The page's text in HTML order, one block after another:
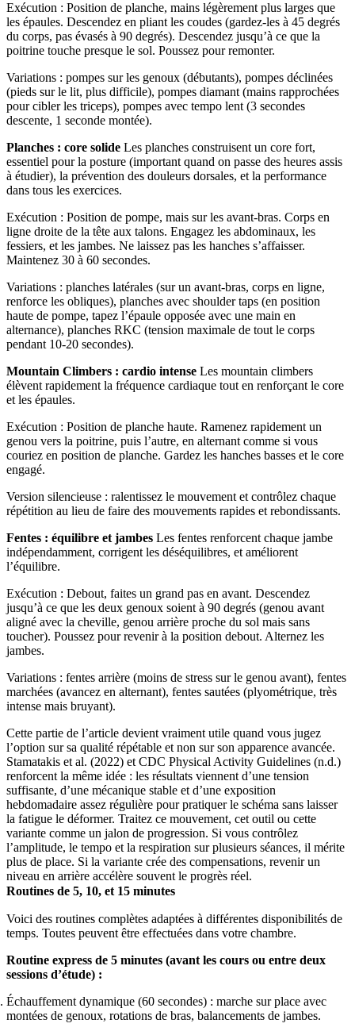
Exécution : Position de planche, mains légèrement plus larges que
les épaules. Descendez en pliant les coudes (gardez-les à 45 degrés
du corps, pas évasés à 90 degrés). Descendez jusqu’à ce que la
poitrine touche presque le sol. Poussez pour remonter.
Variations : pompes sur les genoux (débutants), pompes déclinées
(pieds sur le lit, plus difficile), pompes diamant (mains rapprochées
pour cibler les triceps), pompes avec tempo lent (3 secondes
descente, 1 seconde montée).
Planches : core solide Les planches construisent un core fort,
essentiel pour la posture (important quand on passe des heures assis
à étudier), la prévention des douleurs dorsales, et la performance
dans tous les exercices.
Exécution : Position de pompe, mais sur les avant-bras. Corps en
ligne droite de la tête aux talons. Engagez les abdominaux, les
fessiers, et les jambes. Ne laissez pas les hanches s’affaisser.
Maintenez 30 à 60 secondes.
Variations : planches latérales (sur un avant-bras, corps en ligne,
renforce les obliques), planches avec shoulder taps (en position
haute de pompe, tapez l’épaule opposée avec une main en
alternance), planches RKC (tension maximale de tout le corps
pendant 10-20 secondes).
Mountain Climbers : cardio intense Les mountain climbers
élèvent rapidement la fréquence cardiaque tout en renforçant le core
et les épaules.
Exécution : Position de planche haute. Ramenez rapidement un
genou vers la poitrine, puis l’autre, en alternant comme si vous
couriez en position de planche. Gardez les hanches basses et le core
engagé.
Version silencieuse : ralentissez le mouvement et contrôlez chaque
répétition au lieu de faire des mouvements rapides et rebondissants.
Fentes : équilibre et jambes Les fentes renforcent chaque jambe
indépendamment, corrigent les déséquilibres, et améliorent
l’équilibre.
Exécution : Debout, faites un grand pas en avant. Descendez
jusqu’à ce que les deux genoux soient à 90 degrés (genou avant
aligné avec la cheville, genou arrière proche du sol mais sans
toucher). Poussez pour revenir à la position debout. Alternez les
jambes.
Variations : fentes arrière (moins de stress sur le genou avant), fentes
marchées (avancez en alternant), fentes sautées (plyométrique, très
intense mais bruyant).
Cette partie de l’article devient vraiment utile quand vous jugez
l’option sur sa qualité répétable et non sur son apparence avancée.
Stamatakis et al. (2022) et CDC Physical Activity Guidelines (n.d.)
renforcent la même idée : les résultats viennent d’une tension
suffisante, d’une mécanique stable et d’une exposition
hebdomadaire assez régulière pour pratiquer le schéma sans laisser
la fatigue le déformer. Traitez ce mouvement, cet outil ou cette
variante comme un jalon de progression. Si vous contrôlez
l’amplitude, le tempo et la respiration sur plusieurs séances, il mérite
plus de place. Si la variante crée des compensations, revenir un
niveau en arrière accélère souvent le progrès réel.
Routines de 5, 10, et 15 minutes
Voici des routines complètes adaptées à différentes disponibilités de
temps. Toutes peuvent être effectuées dans votre chambre.
Routine express de 5 minutes (avant les cours ou entre deux
sessions d’étude) :
Échauffement dynamique (60 secondes) : marche sur place avec
montées de genoux, rotations de bras, balancements de jambes.